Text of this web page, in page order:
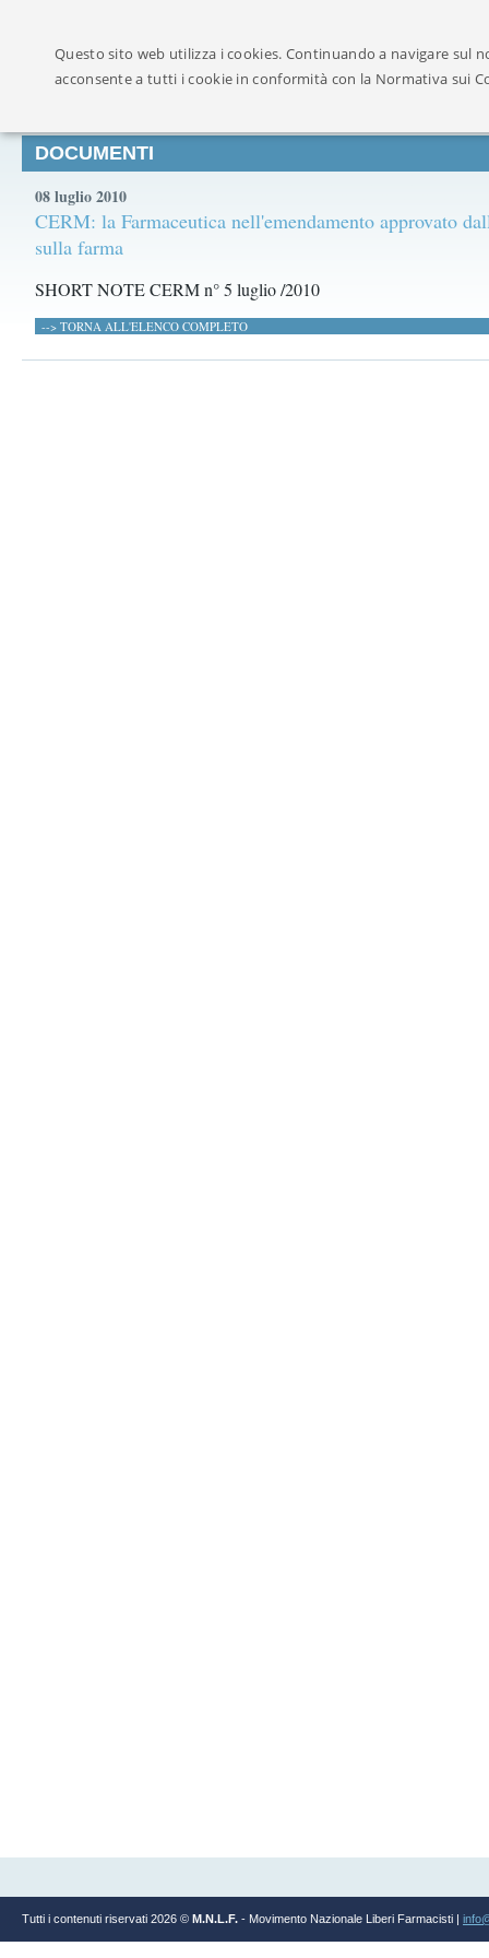
DOCUMENTI
08 luglio 2010
CERM: la Farmaceutica nell'emendamento approvato
sulla farma
SHORT NOTE CERM n° 5 luglio /2010
--> TORNA ALL'ELENCO COMPLETO
Tutti i contenuti riservati 2026 © M.N.L.F. - Movimento Nazionale Liberi Farmacisti |
Questo sito web utilizza i cookies. Continuando a navigare sul
acconsente a tutti i cookie in conformità con la Normativa sui